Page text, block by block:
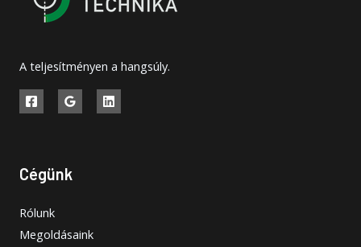
A teljesítményen a hangsúly.
Cégünk
Rólunk
Megoldásaink